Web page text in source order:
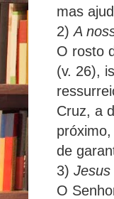
mas
2)A
O rosto
(v. 26),
Cruz, a
de
3)
O